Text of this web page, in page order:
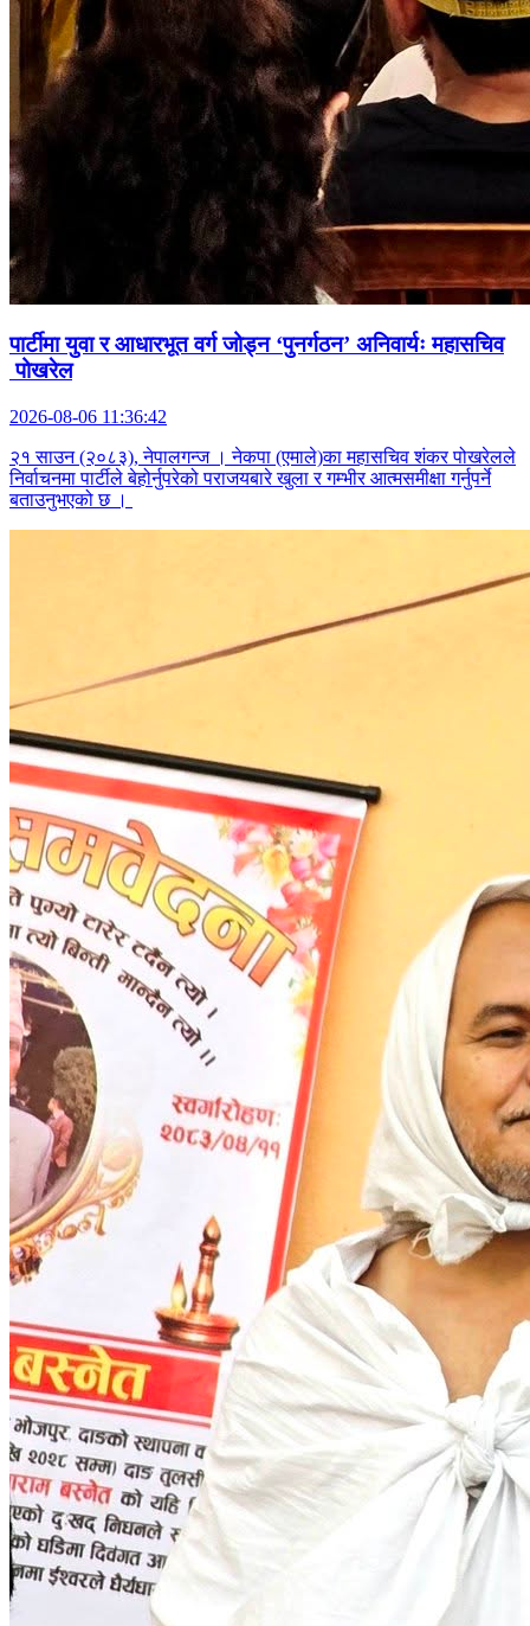
पार्टीमा युवा र आधारभूत वर्ग जोड्न ‘पुनर्गठन’ अनिवार्यः महासचिव
पोखरेल
2026-08-06 11:36:42
२१ साउन (२०८३), नेपालगन्ज । नेकपा (एमाले)का महासचिव शंकर पोखरेलले
निर्वाचनमा पार्टीले बेहोर्नुपरेको पराजयबारे खुला र गम्भीर आत्मसमीक्षा गर्नुपर्ने
बताउनुभएको छ ।